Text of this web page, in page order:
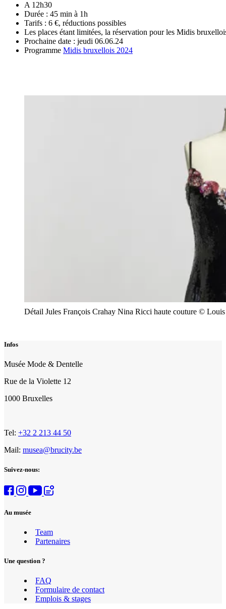
A 12h30
Durée : 45 min à 1h
Tarifs : 6 €, réductions possibles
Les places étant limitées, la réservation pour les Midis
Prochaine date : jeudi 06.06.24
Programme Midis bruxellois 2024
Détail Jules François Crahay Nina Ricci haute couture ©
Infos
Musée Mode & Dentelle
Rue de la Violette 12
1000 Bruxelles
Tel: +32 2 213 44 50
Mail: musea@brucity.be
Suivez-nous:
Au musée
Team
Partenaires
Une question ?
FAQ
Formulaire de contact
Emplois & stages